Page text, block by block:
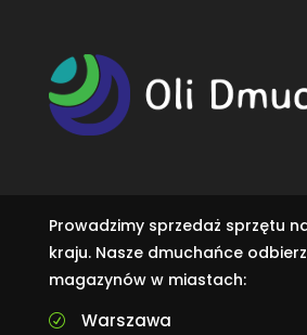
Prowadzimy sprzedaż sprzętu
kraju. Nasze dmuchańce
magazynów w miastach:
R Warszawa